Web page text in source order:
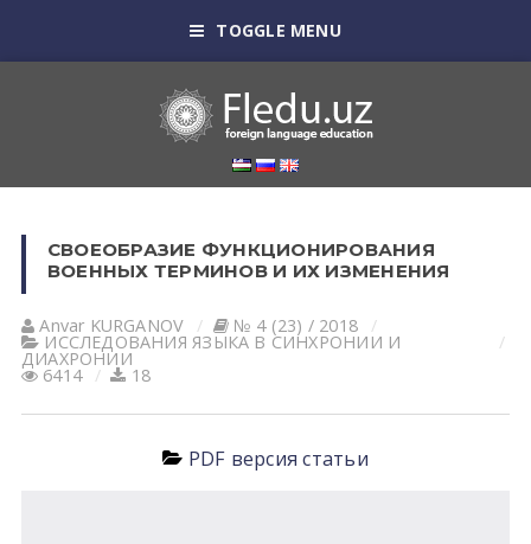
TOGGLE MENU
СВОЕОБРАЗИЕ ФУНКЦИОНИРОВАНИЯ
ВОЕННЫХ ТЕРМИНОВ И ИХ ИЗМЕНЕНИЯ
Anvar KURGANOV № 4 (23) / 2018
ИССЛЕДОВАНИЯ ЯЗЫКА В СИНХРОНИИ И
ДИАХРОНИИ
6414 18
PDF версия статьи